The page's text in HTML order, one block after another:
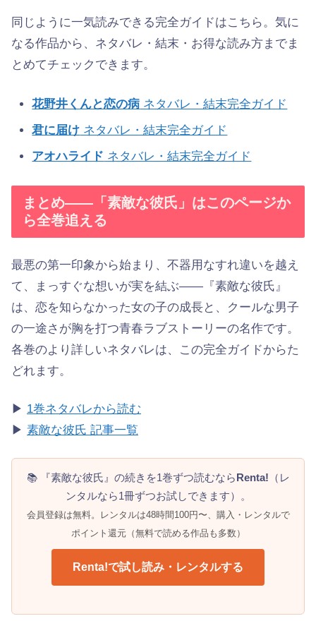
同じように一気読みできる完全ガイドはこちら。気に
なる作品から、ネタバレ・結末・お得な読み方までま
とめてチェックできます。
花野井くんと恋の病 ネタバレ・結末完全ガイド
君に届け ネタバレ・結末完全ガイド
アオハライド ネタバレ・結末完全ガイド
まとめ——「素敵な彼氏」はこのページか
ら全巻追える
最悪の第一印象から始まり、不器用なすれ違いを越え
て、まっすぐな想いが実を結ぶ——『素敵な彼氏』
は、恋を知らなかった女の子の成長と、クールな男子
の一途さが胸を打つ青春ラブストーリーの名作です。
各巻のより詳しいネタバレは、この完全ガイドからた
どれます。
▶ 1巻ネタバレから読む
▶ 素敵な彼氏 記事一覧
📚 『素敵な彼氏』の続きを1巻ずつ読むなら Renta! （レ
ンタルなら1冊ずつお試しできます）。
会員登録は無料。レンタルは48時間100円〜、購入・レンタルで
ポイント還元（無料で読める作品も多数）
Renta!で試し読み・レンタルする